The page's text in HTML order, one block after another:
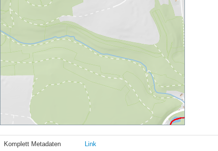
Komplett Metadaten Link